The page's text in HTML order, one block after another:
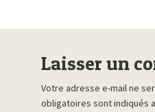
Laisser un
Votre adresse e-mail ne
obligatoires sont indiqués